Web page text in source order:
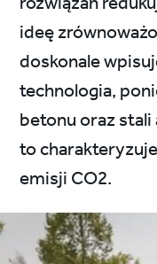
ideę
doskonale
technologia,
betonu oraz
to
emisji CO2.